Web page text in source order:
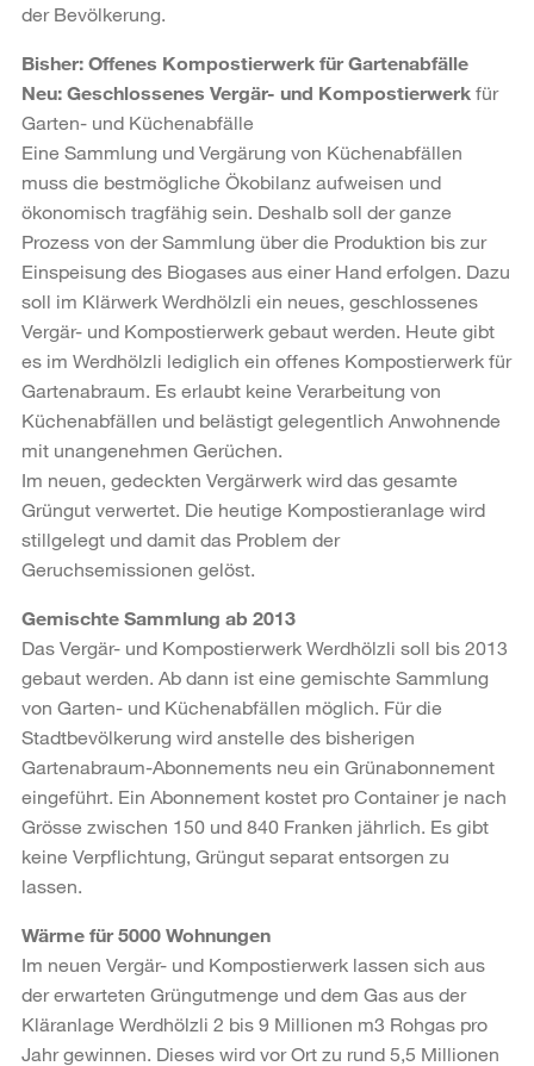
der Bevölkerung.
Bisher: Offenes Kompostierwerk für Gartenabfälle
Neu: Geschlossenes Vergär- und Kompostierwerk für
Garten- und Küchenabfälle
Eine Sammlung und Vergärung von Küchenabfällen
muss die bestmögliche Ökobilanz aufweisen und
ökonomisch tragfähig sein. Deshalb soll der ganze
Prozess von der Sammlung über die Produktion bis zur
Einspeisung des Biogases aus einer Hand erfolgen. Dazu
soll im Klärwerk Werdhölzli ein neues, geschlossenes
Vergär- und Kompostierwerk gebaut werden. Heute gibt
es im Werdhölzli lediglich ein offenes Kompostierwerk für
Gartenabraum. Es erlaubt keine Verarbeitung von
Küchenabfällen und belästigt gelegentlich Anwohnende
mit unangenehmen Gerüchen.
Im neuen, gedeckten Vergärwerk wird das gesamte
Grüngut verwertet. Die heutige Kompostieranlage wird
stillgelegt und damit das Problem der
Geruchsemissionen gelöst.
Gemischte Sammlung ab 2013
Das Vergär- und Kompostierwerk Werdhölzli soll bis 2013
gebaut werden. Ab dann ist eine gemischte Sammlung
von Garten- und Küchenabfällen möglich. Für die
Stadtbevölkerung wird anstelle des bisherigen
Gartenabraum-Abonnements neu ein Grünabonnement
eingeführt. Ein Abonnement kostet pro Container je nach
Grösse zwischen 150 und 840 Franken jährlich. Es gibt
keine Verpflichtung, Grüngut separat entsorgen zu
lassen.
Wärme für 5000 Wohnungen
Im neuen Vergär- und Kompostierwerk lassen sich aus
der erwarteten Grüngutmenge und dem Gas aus der
Kläranlage Werdhölzli 2 bis 9 Millionen m3 Rohgas pro
Jahr gewinnen. Dieses wird vor Ort zu rund 5,5 Millionen